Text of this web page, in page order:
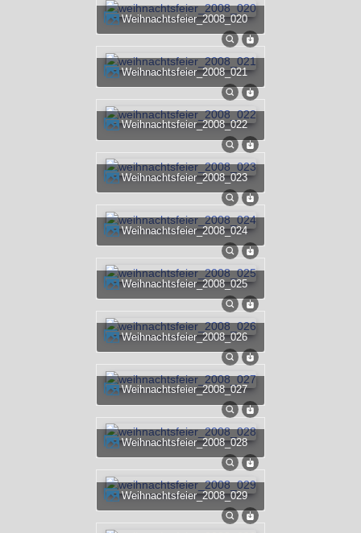
weihnachtsfeier_2008_020
weihnachtsfeier_2008_021
weihnachtsfeier_2008_022
weihnachtsfeier_2008_023
weihnachtsfeier_2008_024
weihnachtsfeier_2008_025
weihnachtsfeier_2008_026
weihnachtsfeier_2008_027
weihnachtsfeier_2008_028
weihnachtsfeier_2008_029